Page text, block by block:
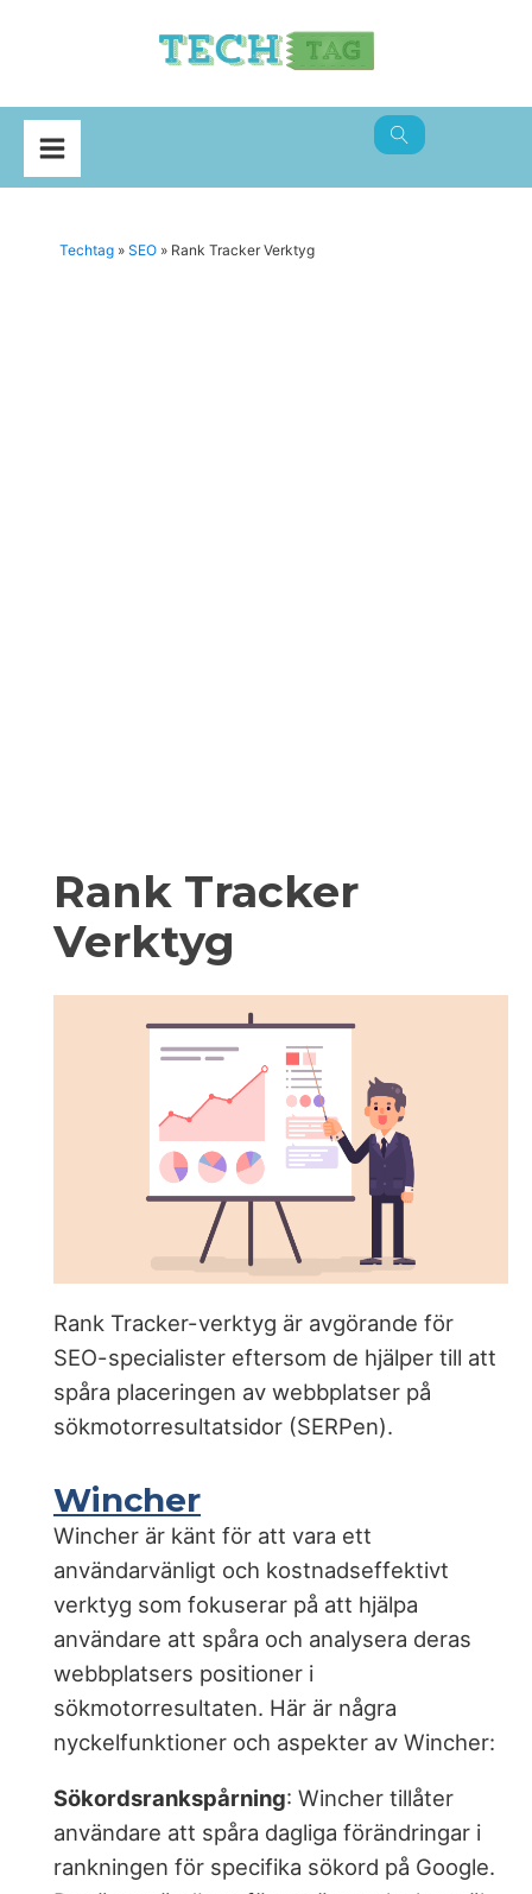
Techtag » SEO » Rank Tracker Verktyg
Rank Tracker
Verktyg
Rank Tracker-verktyg är avgörande för
SEO-specialister eftersom de hjälper till att
spåra placeringen av webbplatser på
sökmotorresultatsidor (SERPen).
Wincher
Wincher är känt för att vara ett
användarvänligt och kostnadseffektivt
verktyg som fokuserar på att hjälpa
användare att spåra och analysera deras
webbplatsers positioner i
sökmotorresultaten. Här är några
nyckelfunktioner och aspekter av Wincher:
Sökordsrankspårning: Wincher tillåter
användare att spåra dagliga förändringar i
rankningen för specifika sökord på Google.